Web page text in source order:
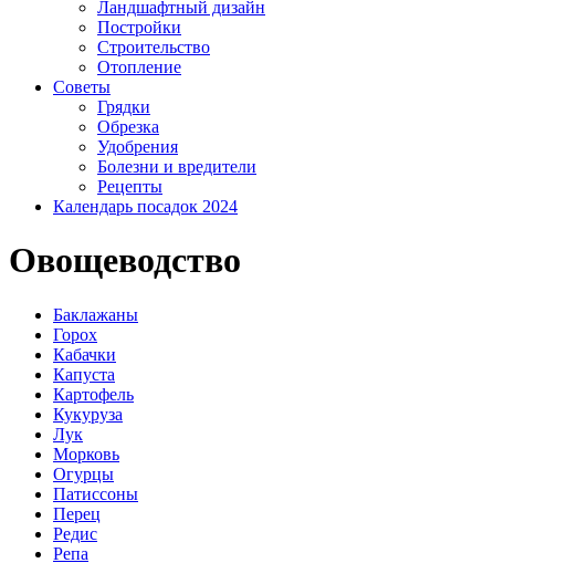
Ландшафтный дизайн
Постройки
Строительство
Отопление
Советы
Грядки
Обрезка
Удобрения
Болезни и вредители
Рецепты
Календарь посадок 2024
Овощеводство
Баклажаны
Горох
Кабачки
Капуста
Картофель
Кукуруза
Лук
Морковь
Огурцы
Патиссоны
Перец
Редис
Репа